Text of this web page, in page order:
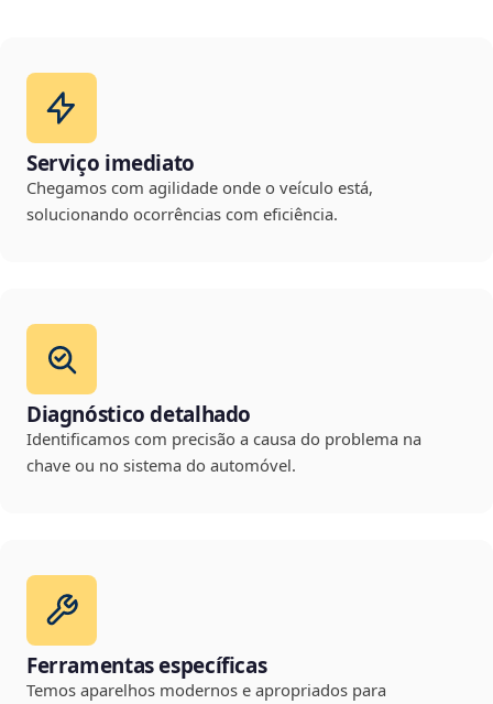
Serviço imediato
Chegamos com agilidade onde o veículo está,
solucionando ocorrências com eficiência.
Diagnóstico detalhado
Identificamos com precisão a causa do problema na
chave ou no sistema do automóvel.
Ferramentas específicas
Temos aparelhos modernos e apropriados para